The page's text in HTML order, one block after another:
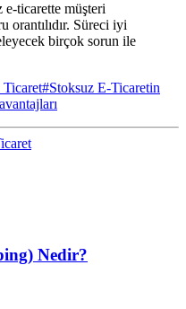
ticarette müşteri
orantılıdır. Süreci iyi
birçok sorun ile
Ticaret#Stoksuz E-Ticaretin
Nedir?